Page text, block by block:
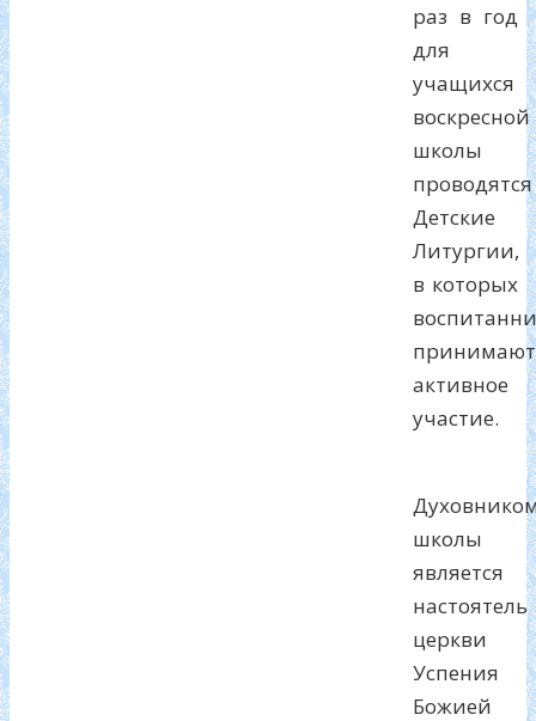
раз в год
для
учащихся
воскресной
школы
проводятся
Детские
Литургии,
в которых
принимают
активное
участие.
школы
является
настоятель
церкви
Успения
Божией